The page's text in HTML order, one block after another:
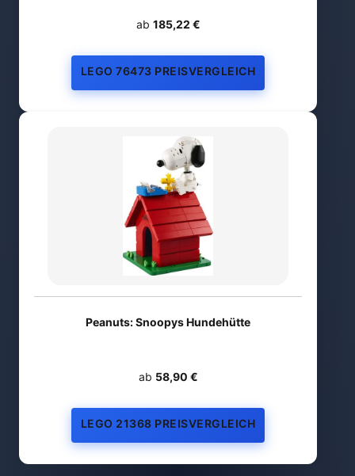
ab 185,22 €
LEGO 76473 PREISVERGLEICH
Peanuts: Snoopys Hundehütte
ab 58,90 €
LEGO 21368 PREISVERGLEICH